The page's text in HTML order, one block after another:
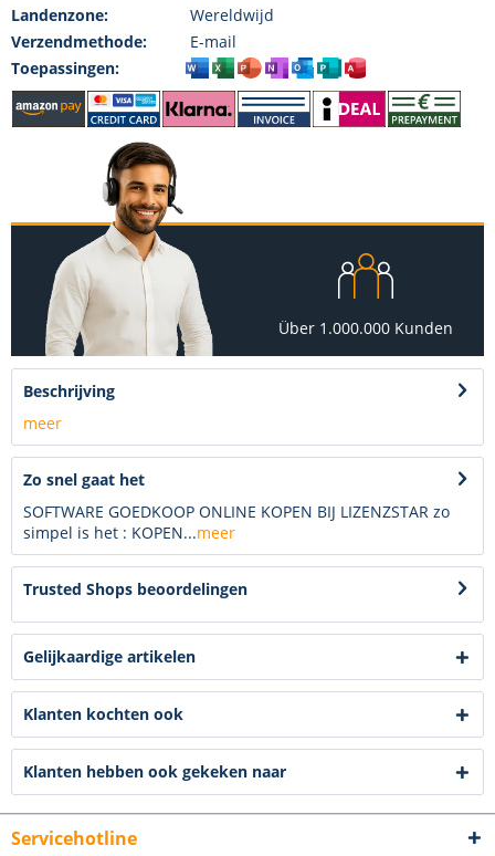
Landenzone:
Wereldwijd
Verzendmethode:
E-mail
Toepassingen:
Über 1.000.000 Kunden
Beschrijving
meer
Zo snel gaat het
SOFTWARE GOEDKOOP ONLINE KOPEN BIJ LIZENZSTAR zo
simpel is het : KOPEN...meer
Trusted Shops beoordelingen
Gelijkaardige artikelen
Klanten kochten ook
Klanten hebben ook gekeken naar
Servicehotline